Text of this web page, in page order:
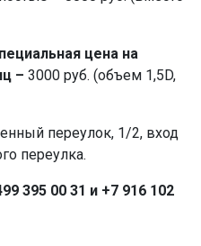
цена на
– 3000 руб. (объем 1,5D,
переулок, 1/2, вход
переулка.
395 00 31 и +7 916 102